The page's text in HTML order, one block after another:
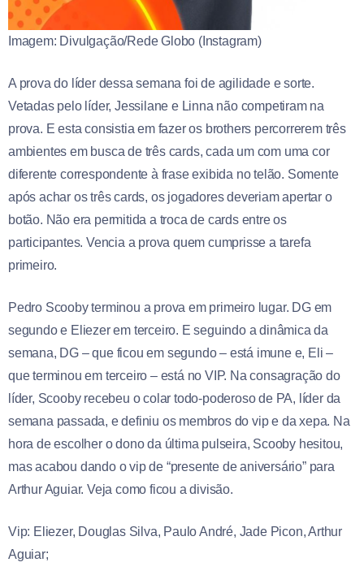
Imagem: Divulgação/Rede Globo (Instagram)
A prova do líder dessa semana foi de agilidade e sorte.
Vetadas pelo líder, Jessilane e Linna não competiram na
prova. E esta consistia em fazer os brothers percorrerem três
ambientes em busca de três cards, cada um com uma cor
diferente correspondente à frase exibida no telão. Somente
após achar os três cards, os jogadores deveriam apertar o
botão. Não era permitida a troca de cards entre os
participantes. Vencia a prova quem cumprisse a tarefa
primeiro.
Pedro Scooby terminou a prova em primeiro lugar. DG em
segundo e Eliezer em terceiro. E seguindo a dinâmica da
semana, DG – que ficou em segundo – está imune e, Eli –
que terminou em terceiro – está no VIP. Na consagração do
líder, Scooby recebeu o colar todo-poderoso de PA, líder da
semana passada, e definiu os membros do vip e da xepa. Na
hora de escolher o dono da última pulseira, Scooby hesitou,
mas acabou dando o vip de “presente de aniversário” para
Arthur Aguiar. Veja como ficou a divisão.
Vip: Eliezer, Douglas Silva, Paulo André, Jade Picon, Arthur
Aguiar;